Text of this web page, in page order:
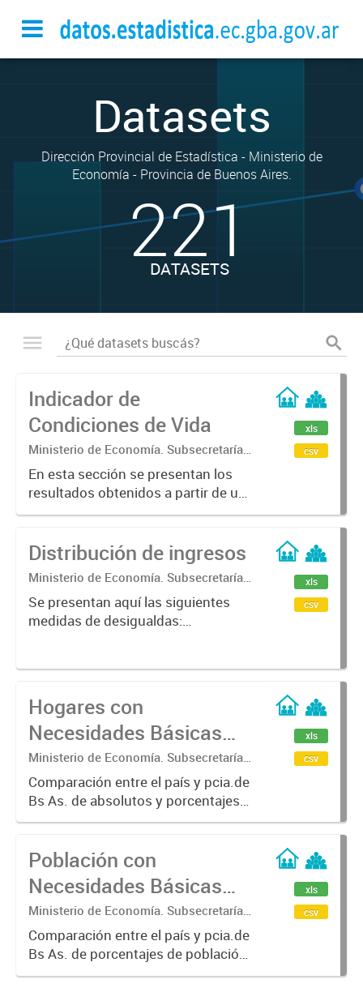
Datasets
Dirección Provincial de Estadística - Ministerio de
Economía - Provincia de Buenos Aires.
221
DATASETS
Indicador de
Condiciones de Vida
Ministerio de Economía. Subsecretaría
de Coordinación Económica y
Estadística. Dirección Provincial de
Estadística.
En esta sección se presentan los
resultados obtenidos a partir de un
conjunto de indicadores que
de los hogares en la provincia de
Buenos Aires. Estos indicadores...
xls
csv
Distribución de ingresos
Ministerio de Economía. Subsecretaría
de Coordinación Económica y
Estadística. Dirección Provincial de
Estadística.
Se presentan aquí las siguientes
medidas de desigualdas:
cápita familira (Ipcf). Los datos
fueron calculados en base a la...
xls
csv
Hogares con
Necesidades Básicas
Insatisfechas (N.B.I.).
Ministerio de Economía. Subsecretaría
de Coordinación Económica y
Estadística. Dirección Provincial de
Estadística.
Comparación entre el país y pcia.de
Bs As. de absolutos y porcentajes
de hogares con NBI.
xls
csv
Población con
Necesidades Básicas
Insatisfechas (N.B.I.).
Ministerio de Economía. Subsecretaría
de Coordinación Económica y
Estadística. Dirección Provincial de
Estadística.
Comparación entre el país y pcia.de
Bs As. de porcentajes de población
con NBI
xls
csv